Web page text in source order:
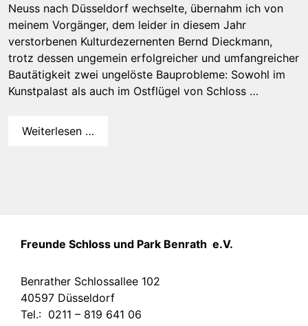
Neuss nach Düsseldorf wechselte, übernahm ich von
meinem Vorgänger, dem leider in diesem Jahr
verstorbenen Kulturdezernenten Bernd Dieckmann,
trotz dessen ungemein erfolgreicher und umfangreicher
Bautätigkeit zwei ungelöste Bauprobleme: Sowohl im
Kunstpalast als auch im Ostflügel von Schloss …
Weiterlesen …
Freunde Schloss und Park Benrath e.V.
Benrather Schlossallee 102
40597 Düsseldorf
Tel.: 0211 – 819 641 06